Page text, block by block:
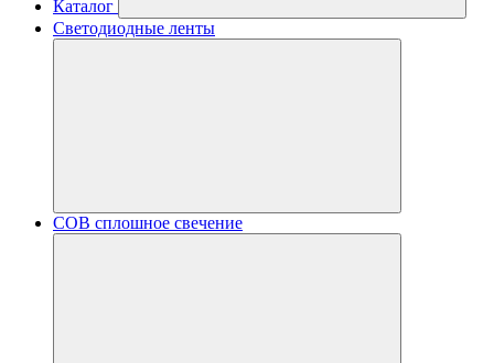
Каталог
Светодиодные ленты
COB сплошное свечение